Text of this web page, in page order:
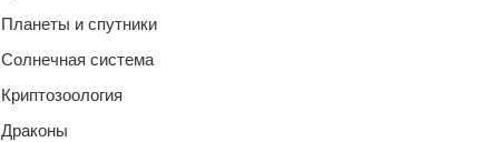
Планеты и спутники
Солнечная система
Криптозоология
Драконы